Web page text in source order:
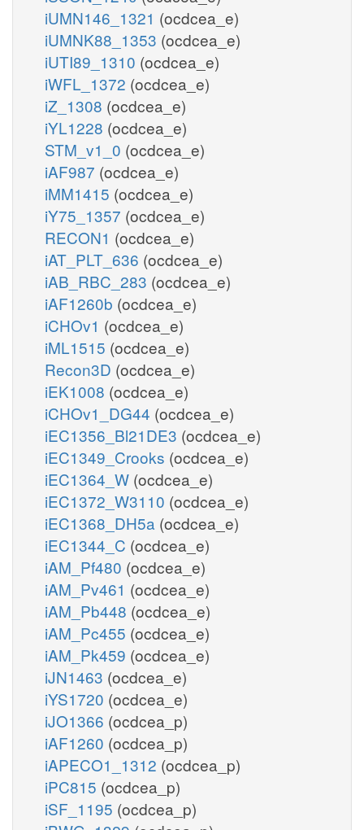
iUMN146_1321 (ocdcea_e)
iUMNK88_1353 (ocdcea_e)
iUTI89_1310 (ocdcea_e)
iWFL_1372 (ocdcea_e)
iZ_1308 (ocdcea_e)
iYL1228 (ocdcea_e)
STM_v1_0 (ocdcea_e)
iAF987 (ocdcea_e)
iMM1415 (ocdcea_e)
iY75_1357 (ocdcea_e)
RECON1 (ocdcea_e)
iAT_PLT_636 (ocdcea_e)
iAB_RBC_283 (ocdcea_e)
iAF1260b (ocdcea_e)
iCHOv1 (ocdcea_e)
iML1515 (ocdcea_e)
Recon3D (ocdcea_e)
iEK1008 (ocdcea_e)
iCHOv1_DG44 (ocdcea_e)
iEC1356_Bl21DE3 (ocdcea_e)
iEC1349_Crooks (ocdcea_e)
iEC1364_W (ocdcea_e)
iEC1372_W3110 (ocdcea_e)
iEC1368_DH5a (ocdcea_e)
iEC1344_C (ocdcea_e)
iAM_Pf480 (ocdcea_e)
iAM_Pv461 (ocdcea_e)
iAM_Pb448 (ocdcea_e)
iAM_Pc455 (ocdcea_e)
iAM_Pk459 (ocdcea_e)
iJN1463 (ocdcea_e)
iYS1720 (ocdcea_e)
iJO1366 (ocdcea_p)
iAF1260 (ocdcea_p)
iAPECO1_1312 (ocdcea_p)
iPC815 (ocdcea_p)
iSF_1195 (ocdcea_p)